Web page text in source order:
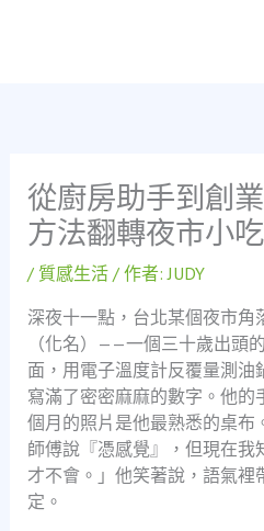
從廚房助手到創
方法翻轉夜市小
/ 質感生活/ 作者:JUDY
深夜十一點，台北某個夜市角
（化名）——一個三十歲出頭
面，用電子溫度計反覆量測油
寫滿了密密麻麻的數字。他的
個月的照片是他最熟悉的桌布
師傅說『憑感覺』，但現在我
才不會。」他笑著說，語氣裡
定。